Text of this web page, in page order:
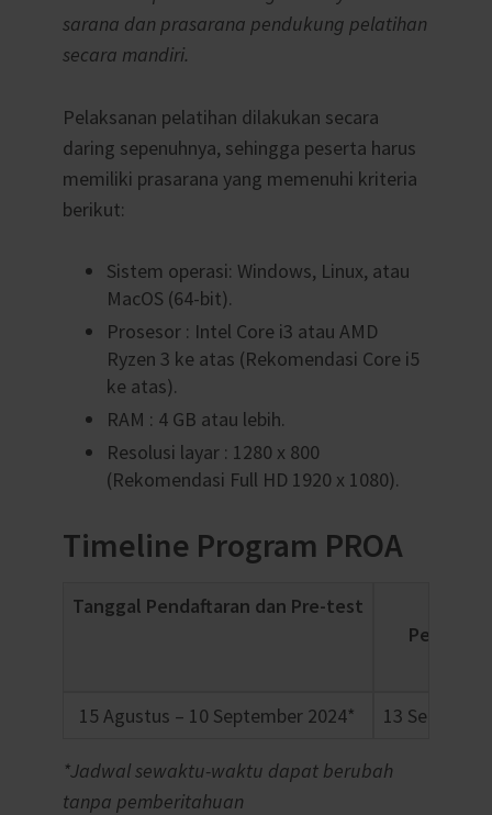
sarana dan prasarana pendukung pelatihan
secara mandiri.
Pelaksanan pelatihan dilakukan secara
daring sepenuhnya, sehingga peserta harus
memiliki prasarana yang memenuhi kriteria
berikut:
Sistem operasi: Windows, Linux, atau
MacOS (64-bit).
Prosesor : Intel Core i3 atau AMD
Ryzen 3 ke atas (Rekomendasi Core i5
ke atas).
RAM : 4 GB atau lebih.
Resolusi layar : 1280 x 800
(Rekomendasi Full HD 1920 x 1080).
Timeline Program PROA
Tanggal Pendaftaran dan Pre-test
15 Agustus – 10 September 2024* 13
*Jadwal sewaktu-waktu dapat berubah
tanpa pemberitahuan